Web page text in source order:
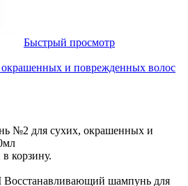
Быстрый просмотр
и поврежденных волос
№2 для сухих, окрашенных и
корзину.
шампунь для